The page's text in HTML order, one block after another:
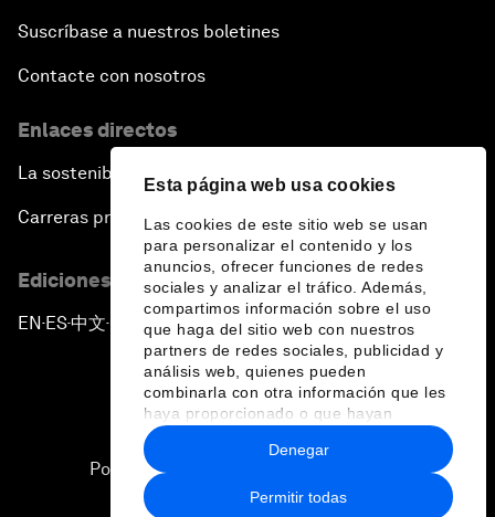
Esta página web usa cookies
Las cookies de este sitio web se usan
para personalizar el contenido y los
anuncios, ofrecer funciones de redes
sociales y analizar el tráfico. Además,
compartimos información sobre el uso
que haga del sitio web con nuestros
partners de redes sociales, publicidad y
análisis web, quienes pueden
combinarla con otra información que les
haya proporcionado o que hayan
recopilado a partir del uso que haya
hecho de sus servicios.
Permitir todas
Denegar
Suscríbase a nuestros boletines
Contacte con nosotros
Enlaces directos
La sostenibilidad en el Foro
Carreras profesionales
Ediciones en otros idiomas
EN ▪ES▪中文▪ 日本語
Política de privacidad y normas de uso
Sitemap